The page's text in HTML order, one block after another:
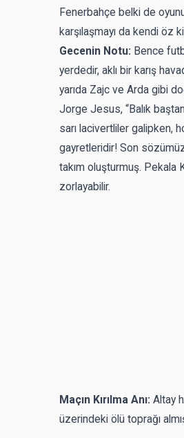
Fenerbahçe belki de
karşılaşmayı da kendi öz
Gecenin Notu: Bence
yerdedir, aklı bir karış
yarıda Zajc ve Arda gibi
Jorge Jesus, “Balık
sarı lacivertliler galipken,
gayretleridir! Son sözümüz
takım oluşturmuş. Pekala
zorlayabilir.
Maçın Kırılma Anı: Altay
üzerindeki ölü toprağı